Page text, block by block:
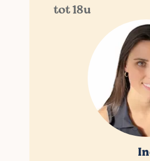
tot 18u